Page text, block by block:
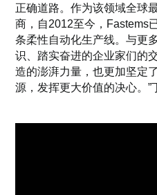
正确道路。作为该领域全球
商，自2012至今，Fastems
条柔性自动化生产线。与更
识、踏实奋进的企业家们的
造的澎湃力量，也更加坚定
源，发挥更大价值的决心。”